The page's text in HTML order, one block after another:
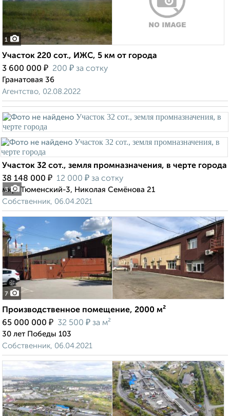
1
Участок 220 сот., ИЖС, 5 км от города
3 600 000 ₽ 200 ₽ за сотку
Гранатовая 36
Агентство, 02.08.2022
3
Участок 32 сот., земля промназначения, в черте города
38 148 000 ₽ 12 000 ₽ за сотку
мкр. Тюменский-3, Николая Семёнова 21
Собственник, 06.04.2021
7
Производственное помещение, 2000 м²
65 000 000 ₽ 32 500 ₽ за м²
30 лет Победы 103
Собственник, 06.04.2021